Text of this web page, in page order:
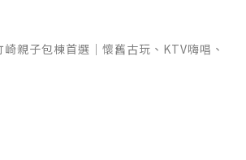
崎親子包棟首選｜懷舊古玩、KTV嗨唱、